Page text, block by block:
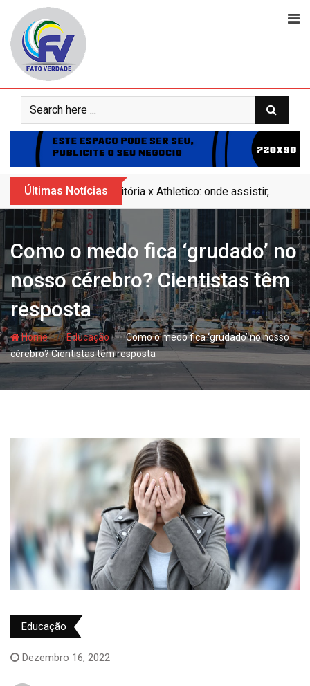
content
Últimas Notícias Vitória x Athletico: onde assistir,
Como o medo fica ‘grudado’ no
nosso cérebro? Cientistas têm
resposta
Home- hjEducação - hjComo o medo fica ‘grudado’ no nosso
cérebro? Cientistas têm resposta
Educação
Dezembro 16, 2022